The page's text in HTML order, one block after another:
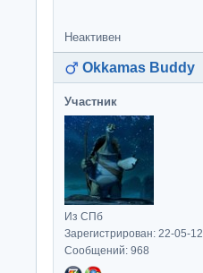
Неактивен
Okkamas Buddy
Участник
Из СПб
Зарегистрирован: 22-05-12
Сообщений: 968